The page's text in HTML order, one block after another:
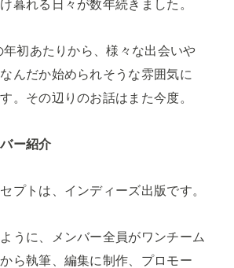
暮れる日々が数年続きました。
初あたりから、様々な出会いや
んだか始められそうな雰囲気に
。その辺りのお話はまた今度。
ー紹介
プトは、インディーズ出版です。
うに、メンバー全員がワンチーム
ら執筆、編集に制作、プロモー